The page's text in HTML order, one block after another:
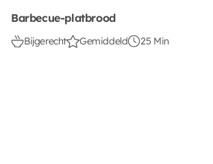
Barbecue-platbrood
Bijgerecht Gemiddeld 25 Min